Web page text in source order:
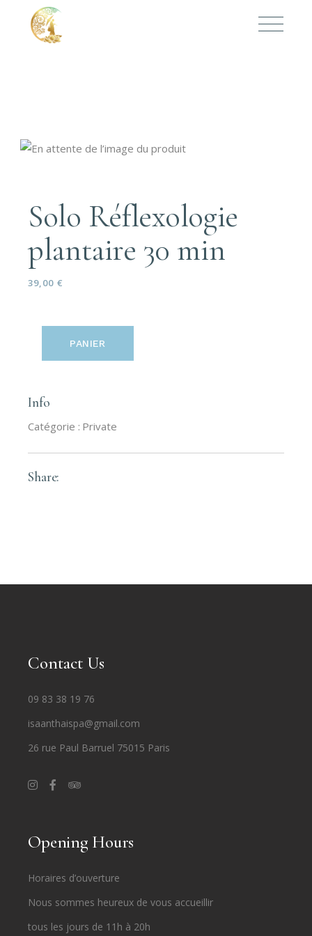
Solo Réflexologie
plantaire 30 min
39,00 €
PANIER
Info
Catégorie : Private
Share:
Contact Us
09 83 38 19 76
isaanthaispa@gmail.com
26 rue Paul Barruel 75015 Paris
Opening Hours
Horaires d’ouverture
Nous sommes heureux de vous accueillir
tous les jours de 11h à 20h